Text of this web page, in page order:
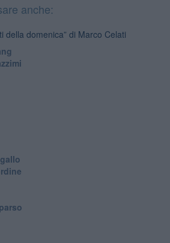
anche:
della domenica” di Marco Celati